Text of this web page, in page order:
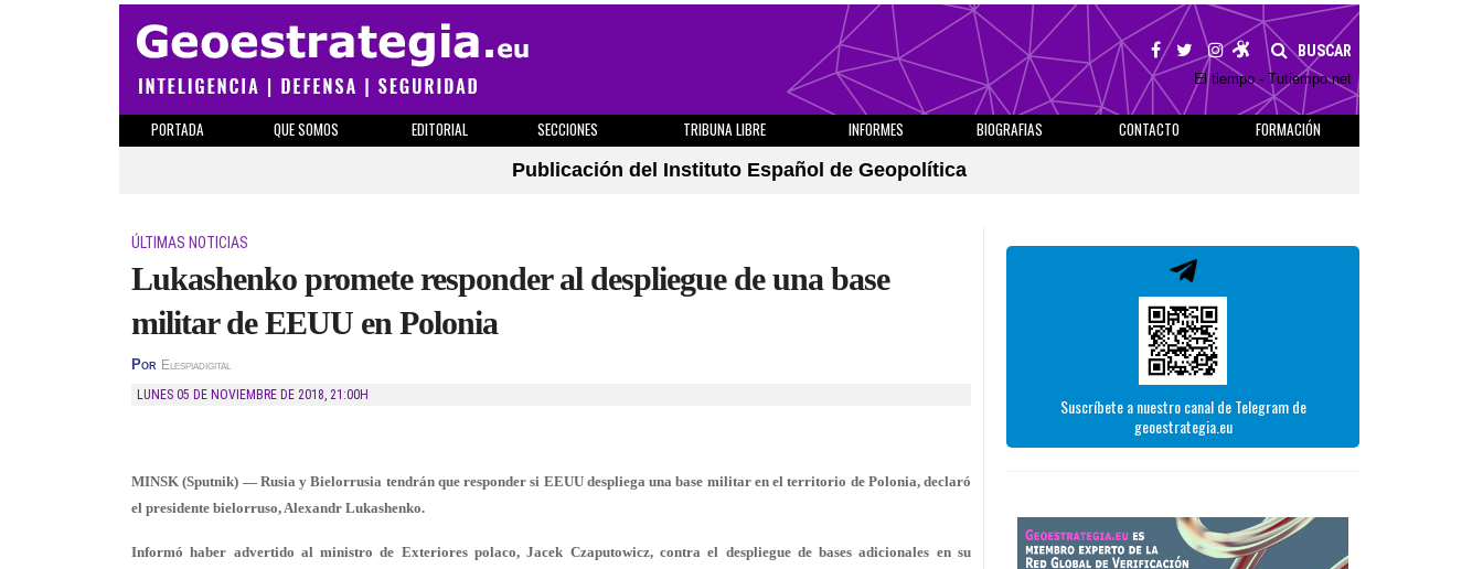
BUSCAR
El tiempo - Tutiempo.net
PORTADA QUE SOMOS EDITORIAL SECCIONES TRIBUNA LIBRE INFORMES BIOGRAFIAS CONTACTO
FORMACIÓN
Publicación del Instituto Español de Geopolítica
ÚLTIMAS NOTICIAS
Lukashenko promete responder al despliegue de una base
militar de EEUU en Polonia
Por Elespiadigital
LUNES 05 DE NOVIEMBRE DE 2018, 21:00H
MINSK (Sputnik) — Rusia y Bielorrusia tendrán que responder si EEUU despliega una base militar en el territorio de Polonia, declaró
el presidente bielorruso, Alexandr Lukashenko.
Informó haber advertido al ministro de Exteriores polaco, Jacek Czaputowicz, contra el despliegue de bases adicionales en su
Suscríbete a nuestro canal de Telegram de
geoestrategia.eu